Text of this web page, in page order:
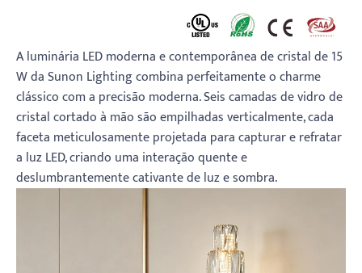
A luminária LED moderna e contemporânea de cristal de 15
W da Sunon Lighting combina perfeitamente o charme
clássico com a precisão moderna. Seis camadas de vidro de
cristal cortado à mão são empilhadas verticalmente, cada
faceta meticulosamente projetada para capturar e refratar
a luz LED, criando uma interação quente e
deslumbrantemente cativante de luz e sombra.